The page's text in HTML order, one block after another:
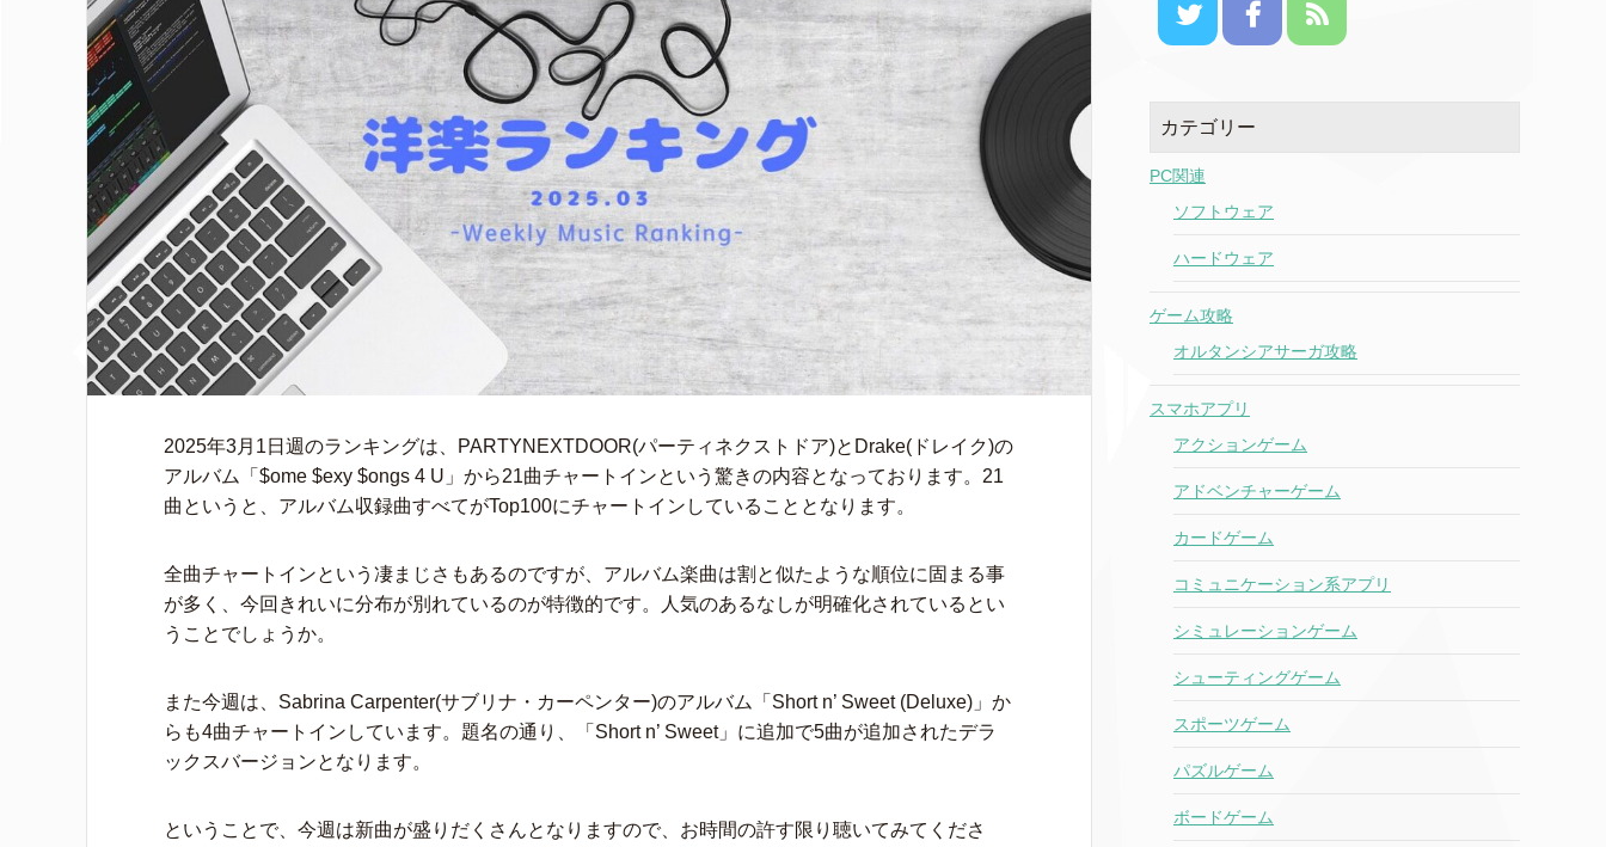
2025年3月1日週のランキングは、PARTYNEXTDOOR(パーティネクストドア)とDrake(ドレイク)の
アルバム「$ome $exy $ongs 4 U」から21曲チャートインという驚きの内容となっております。21
曲というと、アルバム収録曲すべてがTop100にチャートインしていることとなります。
全曲チャートインという凄まじさもあるのですが、アルバム楽曲は割と似たような順位に固まる事
が多く、今回きれいに分布が別れているのが特徴的です。人気のあるなしが明確化されているとい
うことでしょうか。
また今週は、Sabrina Carpenter(サブリナ・カーペンター)のアルバム「Short n’ Sweet (Deluxe)」か
らも4曲チャートインしています。題名の通り、「Short n’ Sweet」に追加で5曲が追加されたデラ
ックスバージョンとなります。
ということで、今週は新曲が盛りだくさんとなりますので、お時間の許す限り聴いてみてくださ
カテゴリー
PC関連
ソフトウェア
ハードウェア
ゲーム攻略
オルタンシアサーガ攻略
スマホアプリ
アクションゲーム
アドベンチャーゲーム
カードゲーム
コミュニケーション系アプリ
シミュレーションゲーム
シューティングゲーム
スポーツゲーム
パズルゲーム
ボードゲーム